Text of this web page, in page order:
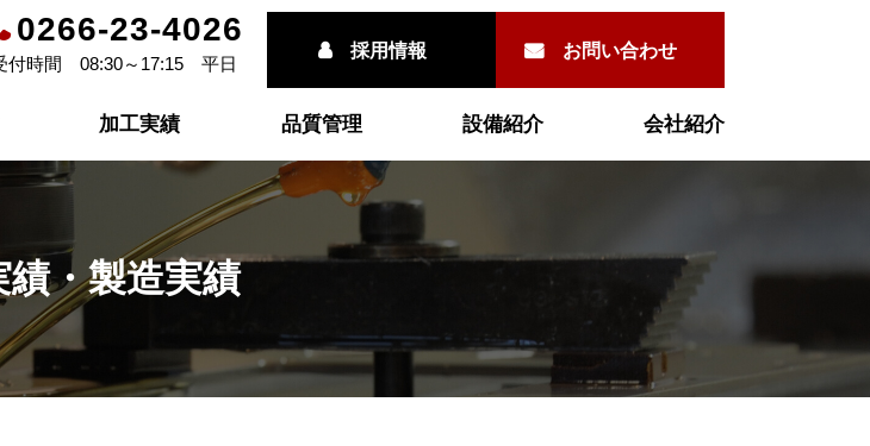
0266-23-4026
付時間 08:30～17:15 平日
採用情報 お問い合わせ
加工実績 品質管理 設備紹介 会社紹介
績・製造実績